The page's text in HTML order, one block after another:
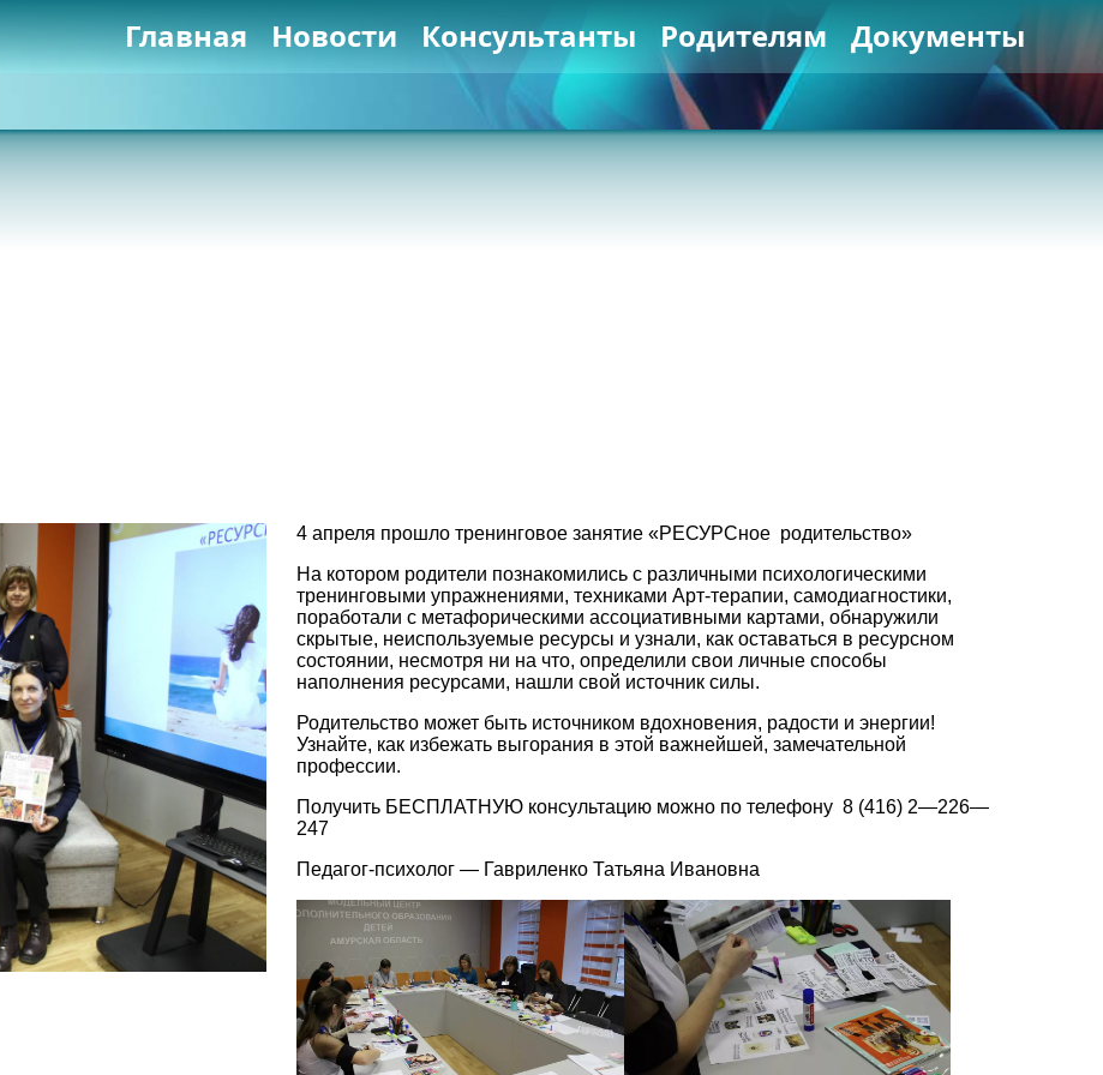
Главная Новости Консультанты Родителям Документы
4 апреля прошло тренинговое занятие «РЕСУРСное родительство»
На котором родители познакомились с различными психологическими
тренинговыми упражнениями, техниками Арт-терапии, самодиагностики,
поработали с метафорическими ассоциативными картами, обнаружили
скрытые, неиспользуемые ресурсы и узнали, как оставаться в ресурсном
состоянии, несмотря ни на что, определили свои личные способы
наполнения ресурсами, нашли свой источник силы.
Родительство может быть источником вдохновения, радости и энергии!
Узнайте, как избежать выгорания в этой важнейшей, замечательной
профессии.
Получить БЕСПЛАТНУЮ консультацию можно по телефону 8 (416) 2—226—
247
Педагог-психолог — Гавриленко Татьяна Ивановна